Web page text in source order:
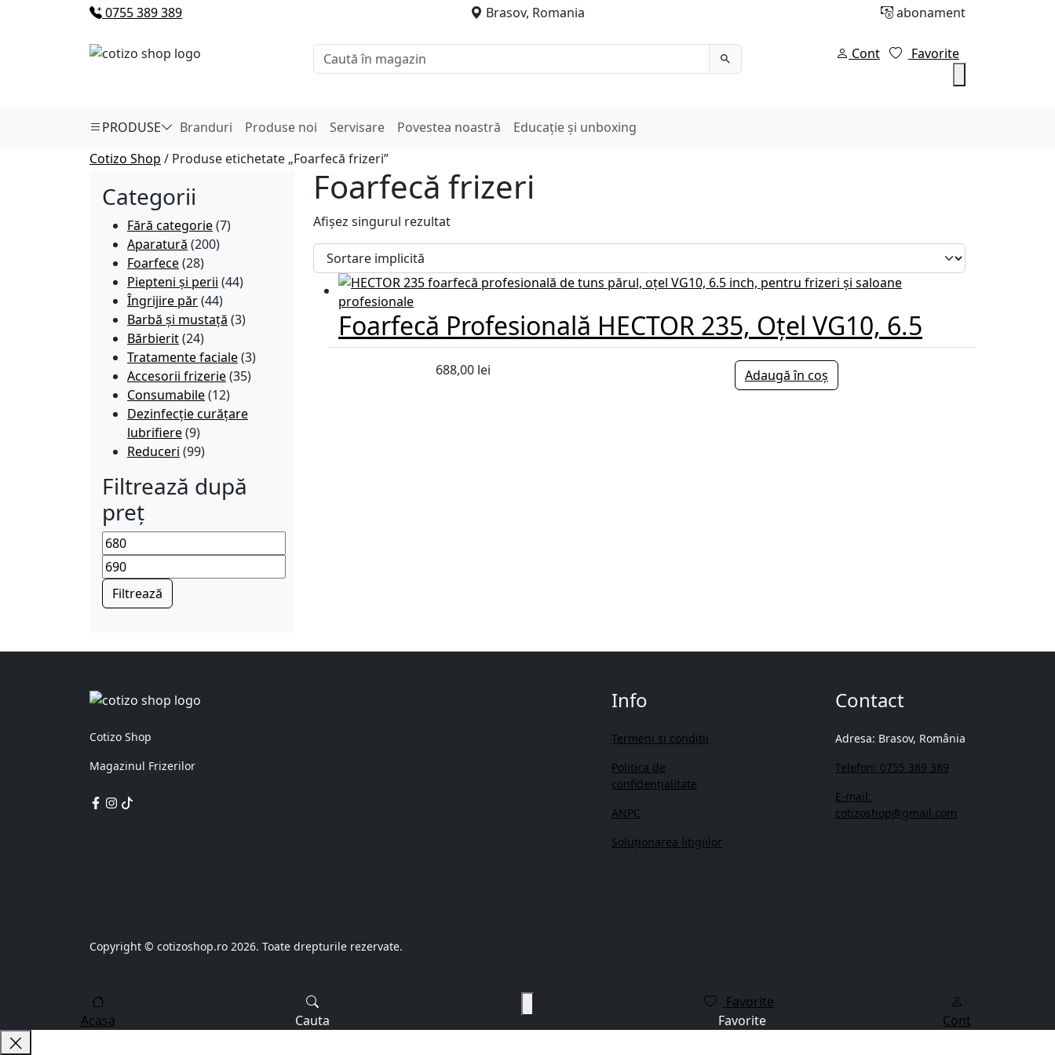
0755 389 389 Brasov, Romania abonament
Cont Favorite
PRODUSE Branduri Produse noi Servisare Povestea noastră
Educație și unboxing
Cotizo Shop / Produse etichetate „Foarfecă frizeri”
Foarfecă frizeri
Afișez singurul rezultat
Foarfecă Profesională HECTOR 235, Oțel VG10, 6.5
688,00 lei Adaugă în coș
Categorii
Fără categorie(7)
Aparatură (200)
Foarfece(28)
Piepteni și perii (44)
Îngrijire păr(44)
Barbă și mustață (3)
Bărbierit(24)
Tratamente faciale(3)
Accesorii frizerie(35)
Consumabile(12)
Dezinfecție curățare
lubrifiere(9)
Reduceri (99)
Filtrează după
preț
Preț minim
Preț maxim
Filtrează
Cotizo Shop
Magazinul Frizerilor
Info
Termeni si conditii
Politica de
confidenţialitate
ANPC
Soluționarea litigiilor
Contact
Adresa: Brasov, România
Telefon: 0755 389 389
E-mail:
cotizoshop@gmail.com
Copyright © cotizoshop.ro 2026. Toate drepturile rezervate.
Acasa Cauta
Favorite
Favorite
Cont